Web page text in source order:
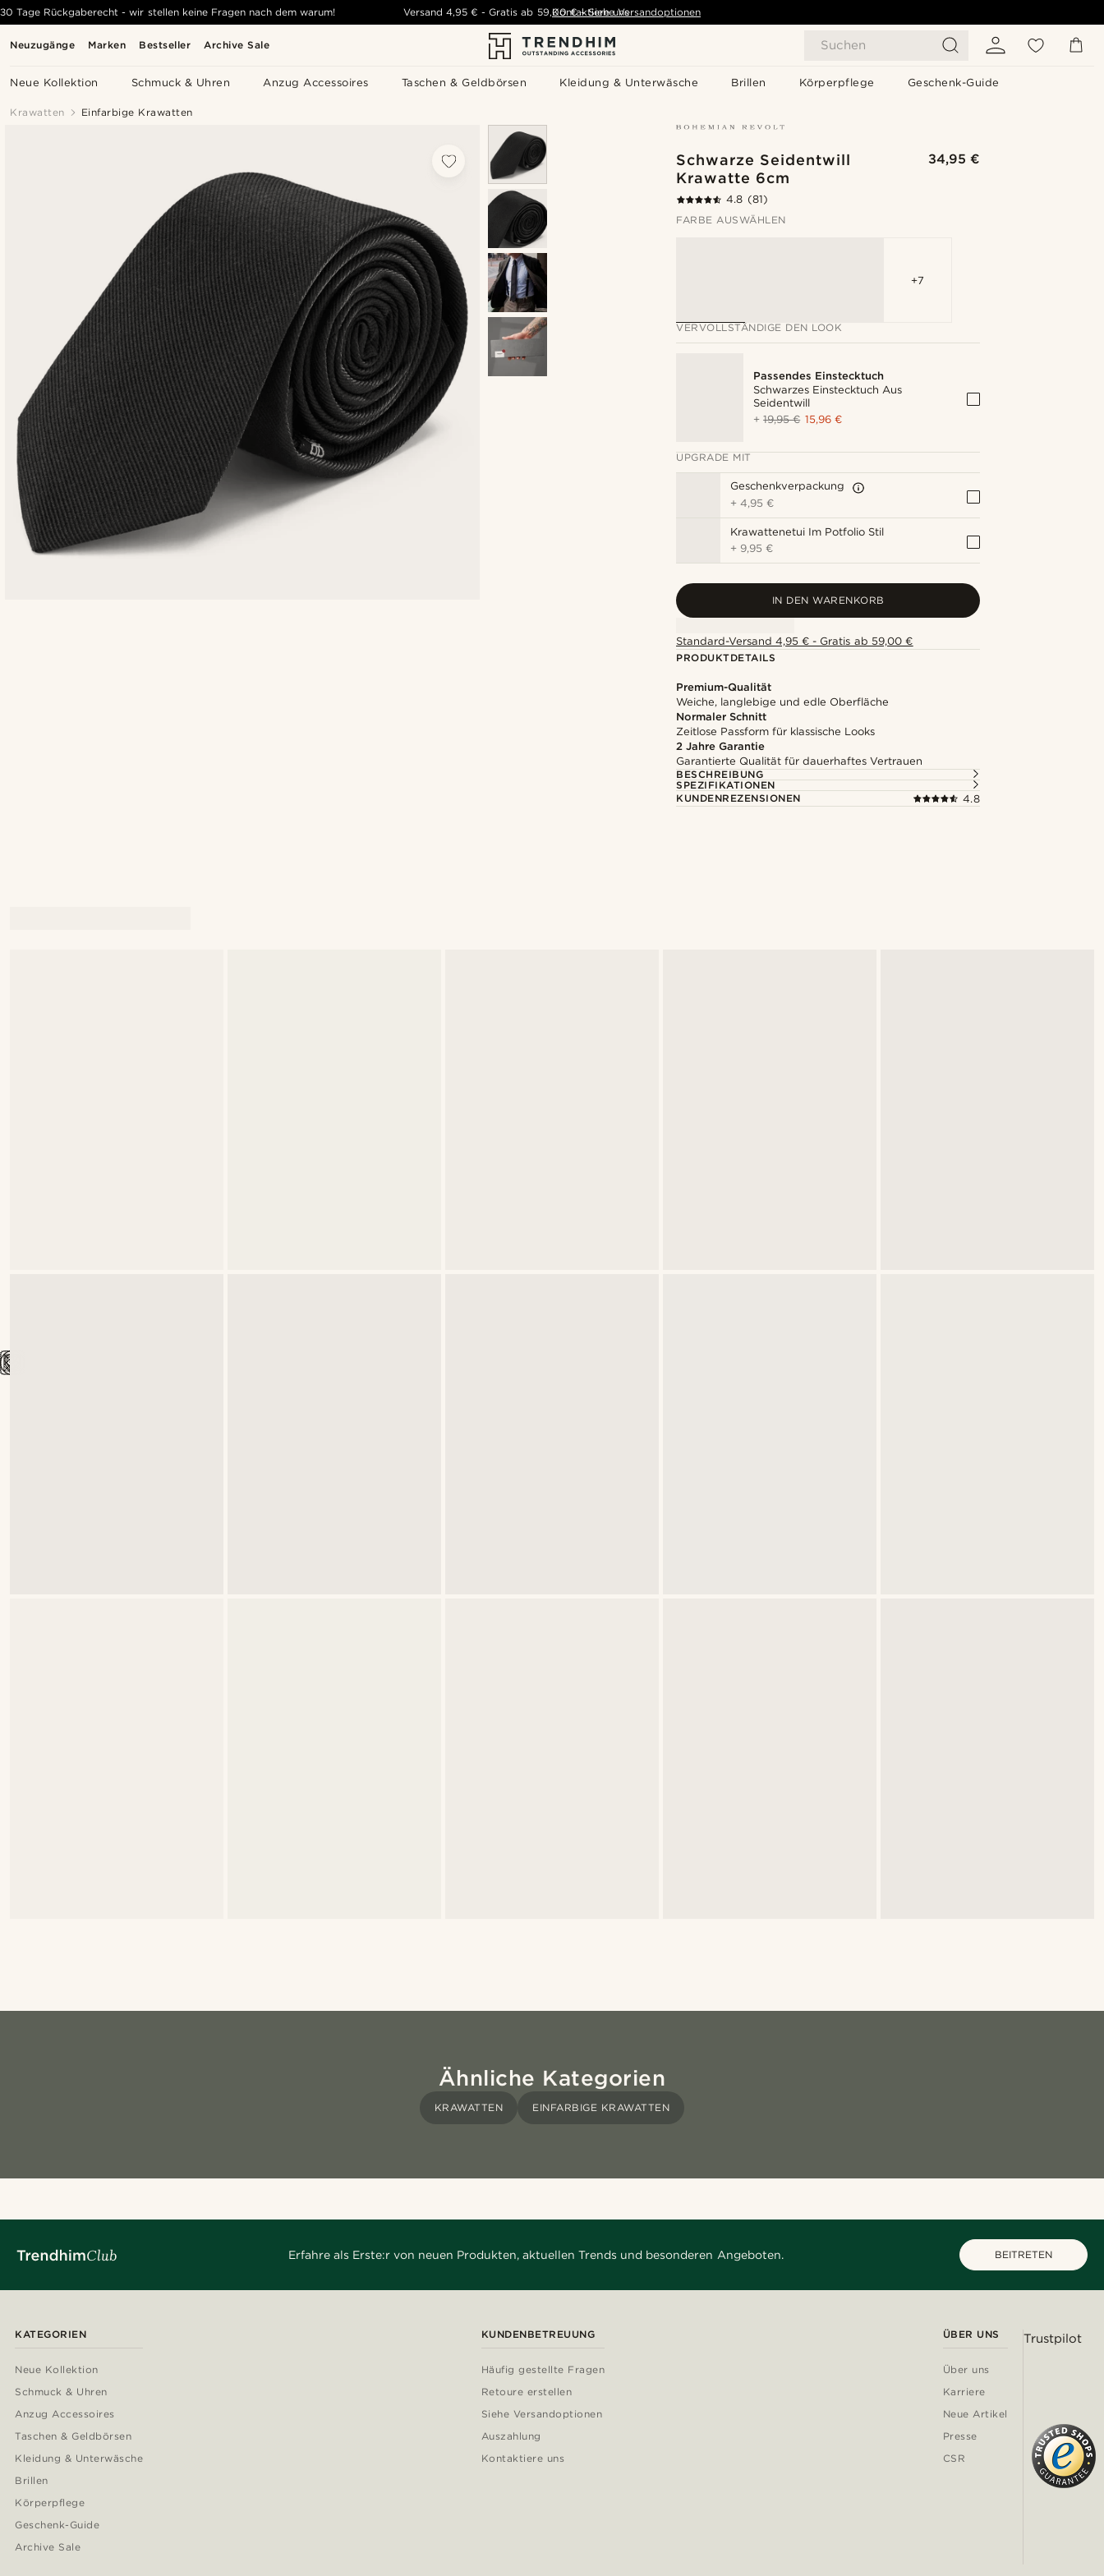
Neuzugänge Marken Bestseller Archive Sale Suchen
Neue Kollektion Schmuck & Uhren Anzug Accessoires Taschen & Geldbörsen Kleidung & Unterwäsche Brillen Körperpflege Geschenk-Guide
30 Tage Rückgaberecht - wir stellen keine Fragen nach dem warum! Versand 4,95 € -Gratis ab 59,00 € - Siehe Versandoptionen
Kontaktiere uns
Krawatten Einfarbige Krawatten
Schwarze Seidentwill
Krawatte 6cm
34,95 €
4.8 (81)
FARBE AUSWÄHLEN
+7
VERVOLLSTÄNDIGE DEN LOOK
Passendes Einstecktuch
Schwarzes Einstecktuch Aus
Seidentwill
+19,95 € 15,96 €
UPGRADE MIT
Geschenkverpackung
+4,95 €
Krawattenetui Im Potfolio Stil
+ 9,95 €
IN DEN WARENKORB
Standard-Versand 4,95 € - Gratis ab 59,00 €
PRODUKTDETAILS
Premium-Qualität
Weiche, langlebige und edle Oberfläche
Normaler Schnitt
Zeitlose Passform für klassische Looks
2 Jahre Garantie
Garantierte Qualität für dauerhaftes Vertrauen
BESCHREIBUNG
SPEZIFIKATIONEN
KUNDENREZENSIONEN
4.8
Ähnliche Kategorien
KRAWATTEN EINFARBIGE KRAWATTEN
Erfahre als Erste:r von neuen Produkten, aktuellen Trends und besonderen Angeboten. BEITRETEN
KATEGORIEN
Neue Kollektion
Schmuck & Uhren
Anzug Accessoires
Taschen & Geldbörsen
Kleidung & Unterwäsche
Brillen
Körperpflege
Geschenk-Guide
Archive Sale
KUNDENBETREUUNG
Häufig gestellte Fragen
Retoure erstellen
Siehe Versandoptionen
Auszahlung
Kontaktiere uns
ÜBER UNS
Über uns
Karriere
Neue Artikel
Presse
CSR
Trustpilot